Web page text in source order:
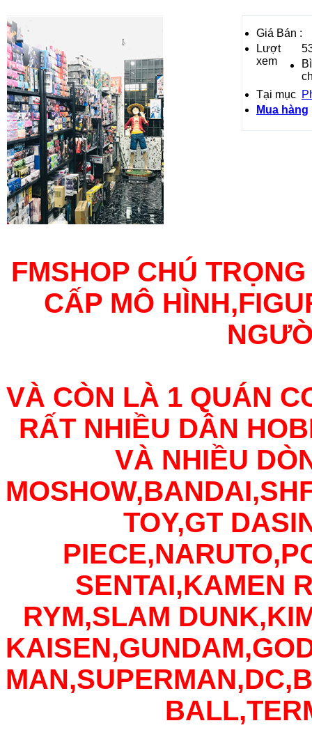
Giá Bán :
Lượt
xem
Tại mục
Mua hàng
FMSHOP CHÚ
CẤP MÔ
VÀ CÒN LÀ 1 QUÁN
RẤT NHIỀU DÂN
VÀ NHIỀU
TOY,GT
SENTAI,KAMEN
RYM,SLAM